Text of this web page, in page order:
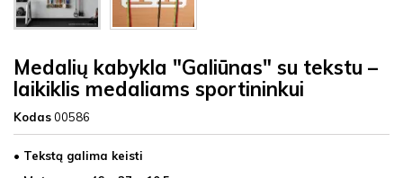
Medalių kabykla "Galiūnas" su tekstu –
laikiklis medaliams sportininkui
Kodas00586
• Tekstą galima keisti